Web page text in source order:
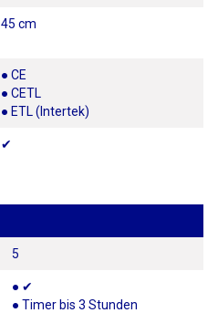
45 cm
● CE
● CETL
● ETL (Intertek)
✔
5
● ✔
● Timer bis 3 Stunden